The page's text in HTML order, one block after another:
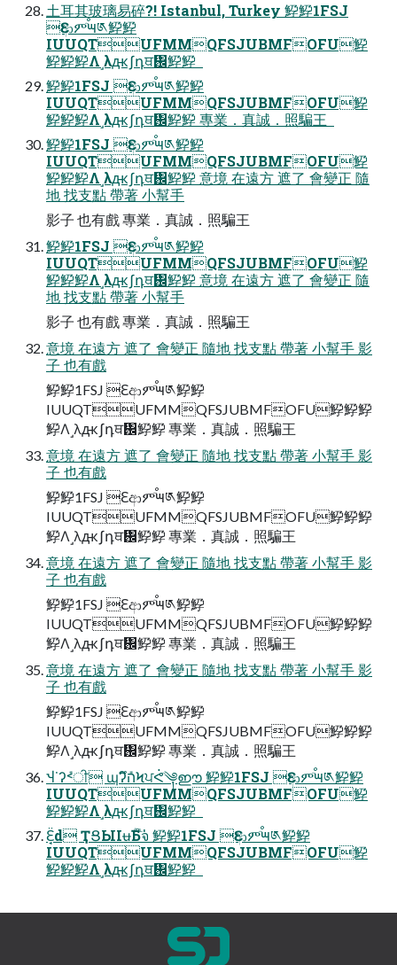
土耳其玻璃易碎?! Istanbul, Turkey 䱆䱆1FSJ
Ԑආምٙࠬ౻༁䱆䱆
IUUQTUFMMQFSJUBMFOFU䱆
䱆䱆䱆Λ˼λԫʃդਥ᎜䱆䱆  
䱆䱆1FSJ Ԑආምٙࠬ౻༁䱆䱆
IUUQTUFMMQFSJUBMFOFU䱆
䱆䱆䱆Λ˼λԫʃդਥ᎜䱆䱆 專業．真誠．照騙王  
䱆䱆1FSJ Ԑආምٙࠬ౻༁䱆䱆
IUUQTUFMMQFSJUBMFOFU䱆
䱆䱆䱆Λ˼λԫʃդਥ᎜䱆䱆 意境 在遠方 遮了 會變正 隨
地 找支點 帶著 小幫手
影子 也有戲 專業．真誠．照騙王  
䱆䱆1FSJ Ԑආምٙࠬ౻༁䱆䱆
IUUQTUFMMQFSJUBMFOFU䱆
䱆䱆䱆Λ˼λԫʃդਥ᎜䱆䱆 意境 在遠方 遮了 會變正 隨
地 找支點 帶著 小幫手
影子 也有戲 專業．真誠．照騙王  
意境 在遠方 遮了 會變正 隨地 找支點 帶著 小幫手 影
子 也有戲
䱆䱆1FSJ Ԑආምٙࠬ౻༁䱆䱆
IUUQTUFMMQFSJUBMFOFU䱆䱆䱆
䱆Λ˼λԫʃդਥ᎜䱆䱆 專業．真誠．照騙王  
意境 在遠方 遮了 會變正 隨地 找支點 帶著 小幫手 影
子 也有戲
䱆䱆1FSJ Ԑආምٙࠬ౻༁䱆䱆
IUUQTUFMMQFSJUBMFOFU䱆䱆䱆
䱆Λ˼λԫʃդਥ᎜䱆䱆 專業．真誠．照騙王  
意境 在遠方 遮了 會變正 隨地 找支點 帶著 小幫手 影
子 也有戲
䱆䱆1FSJ Ԑආምٙࠬ౻༁䱆䱆
IUUQTUFMMQFSJUBMFOFU䱆䱆䱆
䱆Λ˼λԫʃդਥ᎜䱆䱆 專業．真誠．照騙王  
意境 在遠方 遮了 會變正 隨地 找支點 帶著 小幫手 影
子 也有戲
䱆䱆1FSJ Ԑආምٙࠬ౻༁䱆䱆
IUUQTUFMMQFSJUBMFOFU䱆䱆䱆
䱆Λ˼λԫʃդਥ᎜䱆䱆 專業．真誠．照騙王  
Ⴣ˙ʔ݊˂ੀ ɰʔึ݊הϞਪᕚٙ༆ഈ 䱆䱆1FSJ Ԑආምٙࠬ౻༁䱆䱆
IUUQTUFMMQFSJUBMFOFU䱆
䱆䱆䱆Λ˼λԫʃդਥ᎜䱆䱆  
Ԑ̘̈d ҬՑЫІʉࣚБٙจ່ 䱆䱆1FSJ Ԑආምٙࠬ౻༁䱆䱆
IUUQTUFMMQFSJUBMFOFU䱆
䱆䱆䱆Λ˼λԫʃդਥ᎜䱆䱆  